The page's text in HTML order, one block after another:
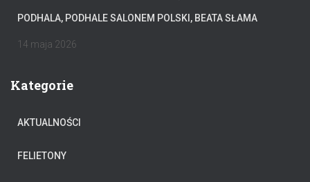
PODHALA, PODHALE SALONEM POLSKI, BEATA SŁAMA
14 maja 2026
Kategorie
AKTUALNOŚCI
FELIETONY